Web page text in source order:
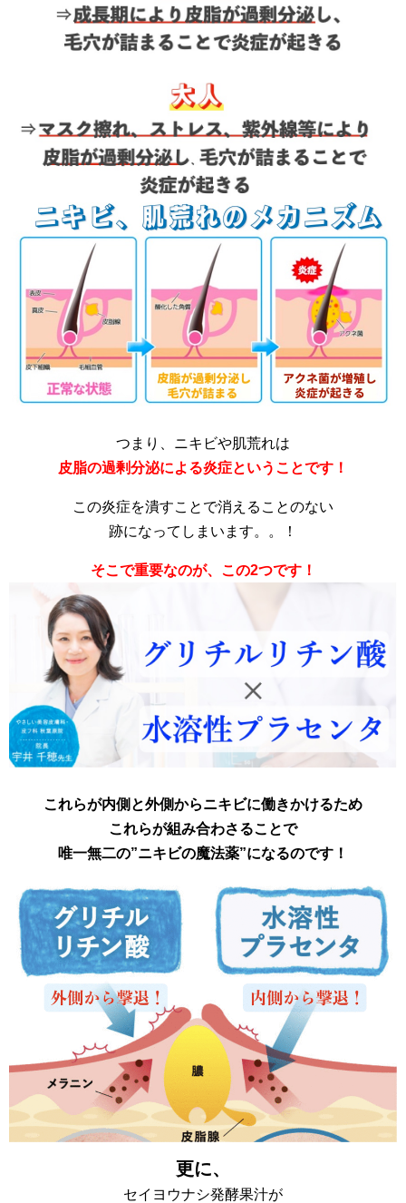
つまり、ニキビや肌荒れは
皮脂の過剰分泌による炎症ということです！
この炎症を潰すことで消えることのない
跡になってしまいます。。！
そこで重要なのが、この2つです！
これらが内側と外側からニキビに働きかけるため
これらが組み合わさることで
唯一無二の”ニキビの魔法薬”になるのです！
更に、
セイヨウナシ発酵果汁が